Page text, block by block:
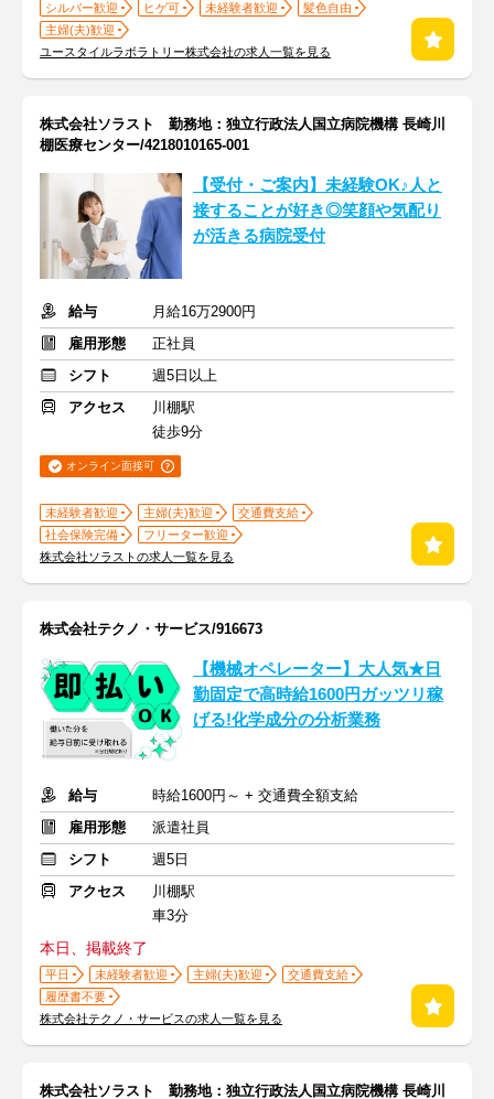
シルバー歓迎 ヒゲ可 未経験者歓迎
髪色自由
主婦(夫)歓迎
ユースタイルラボラトリー株式会社の求人一覧を見る
株式会社ソラスト 勤務地：独立行政法人国立病院機構 長崎川
棚医療センター/4218010165-001
【受付・ご案内】未経験OK♪人と
接することが好き◎笑顔や気配り
が活きる病院受付
給与
月給16万2900円
雇用形態
正社員
シフト
週5日以上
アクセス
川棚駅
徒歩9分
オンライン面接可
未経験者歓迎 主婦(夫)歓迎
交通費支給
社会保険完備
フリーター歓迎
株式会社ソラストの求人一覧を見る
株式会社テクノ・サービス/916673
【機械オペレーター】大人気★日
勤固定で高時給1600円ガッツリ稼
げる!化学成分の分析業務
給与
時給1600円～ + 交通費全額支給
雇用形態
派遣社員
シフト
週5日
アクセス
川棚駅
車3分
本日、掲載終了
平日 未経験者歓迎 主婦(夫)歓迎
交通費支給
履歴書不要
株式会社テクノ・サービスの求人一覧を見る
株式会社ソラスト 勤務地：独立行政法人国立病院機構 長崎川